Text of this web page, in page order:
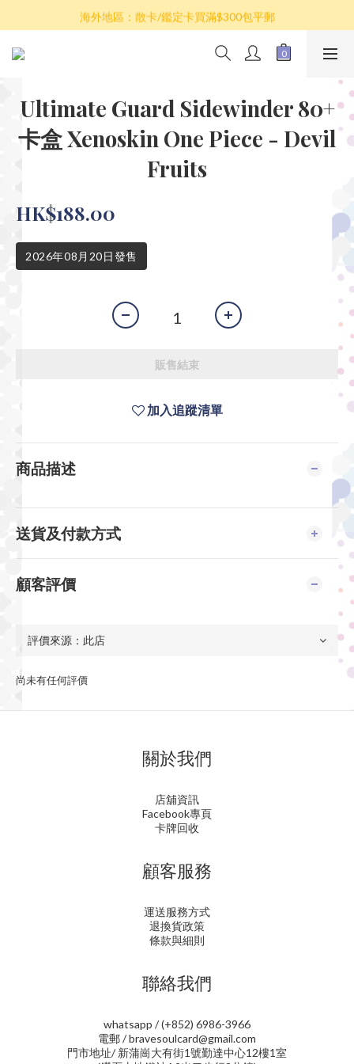
散卡買滿$100包平郵，全部產品買滿$800包順豐(香港境內)
海外地區：散卡/鑑定卡買滿$300包平郵
澳門/台灣/新加坡/馬來西亞/韓國可選擇以順豐到付發貨
Ultimate Guard Sidewinder 80+
卡盒 Xenoskin One Piece - Devil
Fruits
HK$188.00
2026年08月20日發售
販售結束
加入追蹤清單
商品描述
送貨及付款方式
顧客評價
尚未有任何評價
關於我們
店舖資訊
Facebook專頁
卡牌回收
顧客服務
運送服務方式
退換貨政策
條款與細則
聯絡我們
whatsapp / (+852) 6986-3966
電郵 / bravesoulcard@gmail.com
門市地址/ 新蒲崗大有街1號勤達中心12樓1室